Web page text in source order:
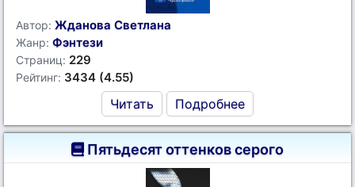
Автор: Жданова Светлана
Жанр: Фэнтези
Страниц: 229
Рейтинг: 3434 (4.55)
Читать Подробнее
Пятьдесят оттенков серого